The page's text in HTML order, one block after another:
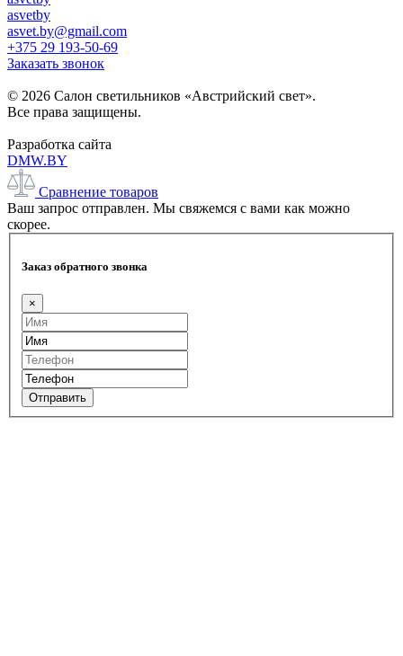
asvetby
asvet.by@gmail.com
+375 29 193-50-69
Заказать звонок
© 2026 Салон светильников «Австрийский свет».
Все права защищены.
Разработка сайта
DMW.BY
Сравнение товаров
Ваш запрос отправлен. Мы свяжемся с вами как можно
скорее.
Заказ обратного звонка
×
Отправить